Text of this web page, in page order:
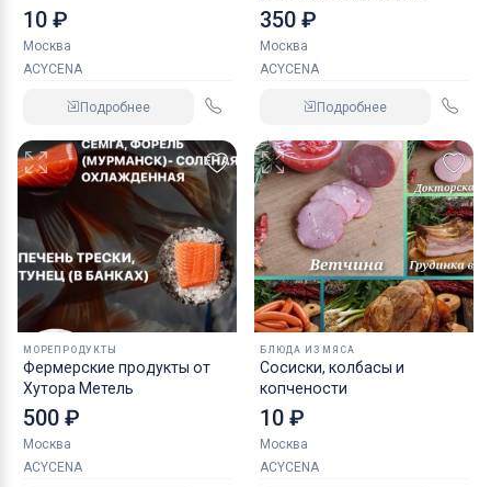
10 ₽
Москва
ACYCENA
Подробнее
АССОРТИ
350 ₽
Москва
ACYCENA
Подробнее
МОРЕПРОДУКТЫ
Фермерские продукты от
Хутора Метель
500 ₽
Москва
ACYCENA
БЛЮДА ИЗ МЯСА
Сосиски, колбасы и
копчености
10 ₽
Москва
ACYCENA